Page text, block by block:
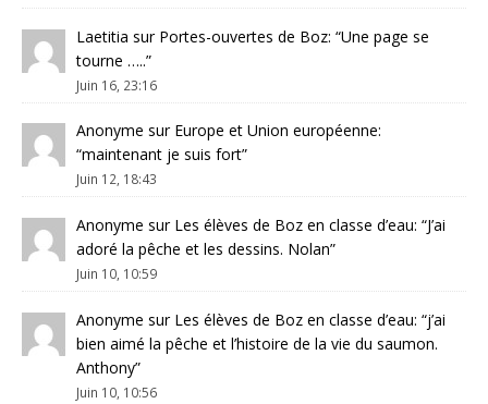
Laetitia sur Portes-ouvertes de Boz: “Une page se
tourne …..”
Juin 16, 23:16
Anonyme sur Europe et Union européenne:
“maintenant je suis fort”
Juin 12, 18:43
Anonyme sur Les élèves de Boz en classe d’eau: “J’ai
adoré la pêche et les dessins. Nolan”
Juin 10, 10:59
Anonyme sur Les élèves de Boz en classe d’eau: “j’ai
bien aimé la pêche et l’histoire de la vie du saumon.
Anthony”
Juin 10, 10:56